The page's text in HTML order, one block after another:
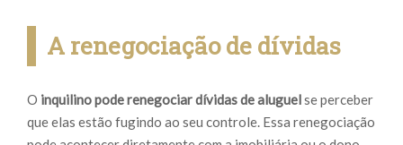
A renegociação de dívidas
O inquilino pode renegociar dívidas de aluguelse perceber
que elas estão fugindo ao seu controle. Essa renegociação